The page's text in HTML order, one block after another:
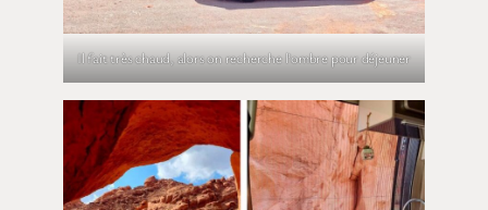
Il fait très chaud, alors on recherche l’ombre pour déjeuner